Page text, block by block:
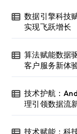
数据引擎科技
实现飞跃增长
算法赋能数据
客户服务新体
技术护航：
理引领数据流
技术赋能：科